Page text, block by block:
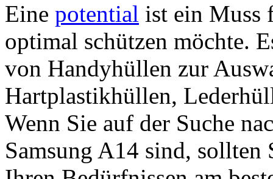
Eine potential ist ein Muss
optimal schützen möchte.
von Handyhüllen zur
Hartplastikhüllen,
Wenn Sie auf der Suche
Samsung A14 sind, sollten